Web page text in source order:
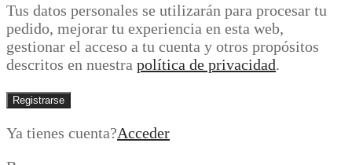
Tus datos personales se utilizarán para procesar tu
pedido, mejorar tu experiencia en esta web,
gestionar el acceso a tu cuenta y otros propósitos
descritos en nuestra política de privacidad.
Registrarse
Ya tienes cuenta?Acceder